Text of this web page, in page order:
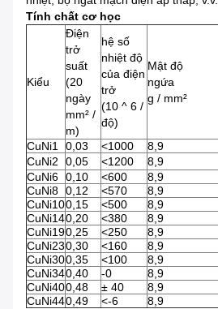
Tính chất cơ học
Kiểu
Điện
trở
suất
(20
ngày
mm² /
m)
hệ số
nhiệt độ
của điện
trở
(10 ^ 6 /
độ)
Mật độ
ngứa
g / mm²
CuNi1 0,03 <1000 8,9
CuNi2
0,05 <1200 8,9
CuNi6 0,10 <600 8,9
CuNi8 0,12 <570 8,9
CuNi100,15 <500 8,9
CuNi140,20 <380 8,9
CuNi190,25 <250 8,9
CuNi230,30 <160 8,9
CuNi300,35 <100 8,9
CuNi340,40 -0 8,9
CuNi400,48 ± 40 8,9
CuNi440,49 <-6 8,9